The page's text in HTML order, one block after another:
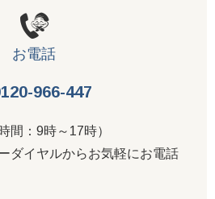
お電話
966-447
間：9時～17時）
ダイヤルからお気軽にお電話